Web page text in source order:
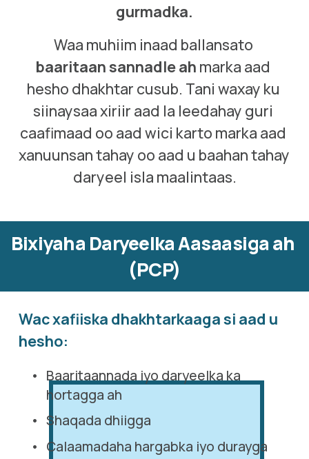
gurmadka.
baaritaan sannadle ah marka aad
hesho dhakhtar cusub. Tani waxay ku
siinaysaa xiriir aad la leedahay guri
caafimaad oo aad wici karto marka aad
xanuunsan tahay oo aad u baahan tahay
daryeel isla maalintaas.
Bixiyaha Daryeelka Aasaasiga ah
(PCP)
Wac xafiiska dhakhtarkaaga si aad u
hesho:
Baaritaannada iyo daryeelka ka
hortagga ah
Shaqada dhiigga
Calaamadaha hargabka iyo durayga